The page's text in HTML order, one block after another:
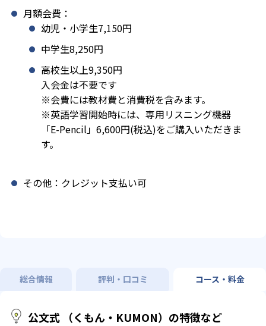
月額会費：
幼児・小学生7,150円
中学生8,250円
高校生以上9,350円
入会金は不要です
※会費には教材費と消費税を含みます。
※英語学習開始時には、専用リスニング機器
「E-Pencil」6,600円(税込)をご購入いただきま
す。
その他：クレジット支払い可
総合情報 評判・口コミ コース・料金
公文式 （くもん・KUMON）の特徴など